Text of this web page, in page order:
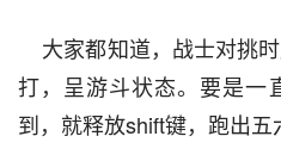
大家都知道，战士对挑
打，呈游斗状态。要是一
到，就释放shift键，跑出五